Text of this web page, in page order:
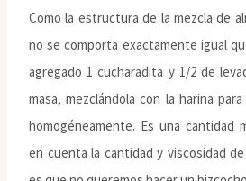
Como la estructura de la mezcla de
no se comporta exactamente igual
agregado 1 cucharadita y 1/2 de
masa, mezclándola con la harina
homogéneamente. Es una cantidad
en cuenta la cantidad y viscosidad